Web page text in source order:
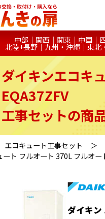
中部 関西 関東 中国
北陸+長野 九州・沖縄 東北
ダイキンエコキ
EQA37ZFV
工事セットの商
エコキュート工事セット
ート フルオート 370L フルオー
ダイキン